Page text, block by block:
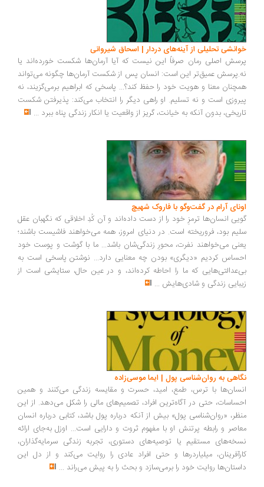
تحلیلی از آینه‌های دردار | اسحاق شیروانی
اصلی رمان صرفاً این نیست که آیا آرمان‌ها شکست خورده‌اند یا
عمیق‌تر این است: انسان پس از شکست آرمان‌ها چگونه می‌تواند
معنا و هویت خود را حفظ کند؟... پاسخی که ابراهیم برمی‌گزیند، نه
است و نه تسلیم. او راهی دیگر را انتخاب می‌کند: پذیرفتن شکست
بدون آنکه به خیانت، گریز از واقعیت یا انکار زندگی پناه ببرد...
آرام در گفت‌وگو با فاروک شهیچ‭
انسان‌ها ترمزِ خود را از دست داده‌اند و آن کُدِ اخلاقی که نگهبان عقل
بود، فروریخته است. در دنیای امروز، همه می‌خواهند فاشیست باشند؛
می‌خواهند نفرت، محورِ زندگی‌شان باشد... ما با گوشت و پوست خود
کردیم «دیگری» بودن چه معنایی دارد... نوشتن پاسخی است به
که ما را احاطه کرده‌اند، و در عین حال، ستایشی است از
زندگی و شادی‌هایش...
به روان‌شناسی پول | ایما موسی‌زاده
با ترس، طمع، امید، حسرت و مقایسه زندگی می‌کنند و همین
حتی در آگاه‌ترین افراد، تصمیم‌های مالی را شکل می‌دهد. از این
«روان‌شناسی پول» بیش از آنکه درباره پول باشد، کتابی درباره انسان
و رابطه پرتنش او با مفهوم ثروت و دارایی است... اوزل به‌جای ارائه
مستقیم یا توصیه‌های دستوری، تجربه زندگی سرمایه‌گذاران،
میلیاردرها و حتی افراد عادی را روایت می‌کند و از دل این
روایت خود را برمی‌سازد و بحث را به پیش می‌راند ...